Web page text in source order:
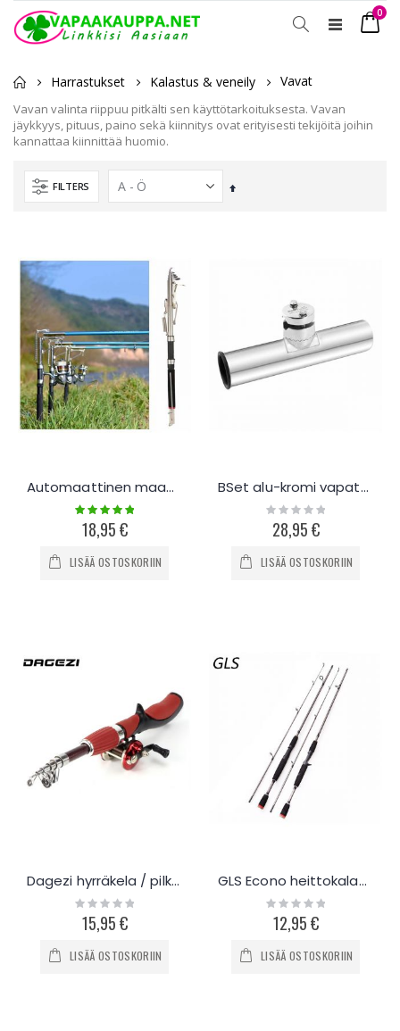
Toggle
0
Harrastukset Kalastus & veneily Vavat
Vavan valinta riippuu pitkälti sen käyttötarkoituksesta. Vavan
jäykkyys, pituus, paino sekä kiinnitys ovat erityisesti tekijöitä joihin
kannattaa kiinnittää huomio.
FILTERS
Laskevassa
Automaattinen maahankiinnitettävä vapa 2.1 - 2.7m
Rating:
100%
18,95 €
LISÄÄ OSTOSKORIIN
BSet alu-kromi vapateline kaidekiinnityksellä
Rating:
0%
28,95 €
LISÄÄ OSTOSKORIIN
Dagezi hyrräkela / pilkki -setti
Rating:
0%
15,95 €
LISÄÄ OSTOSKORIIN
GLS Econo heittokalastus vapa 1.8m
Rating:
0%
12,95 €
LISÄÄ OSTOSKORIIN